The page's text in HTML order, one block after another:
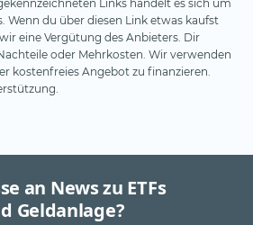
Links handelt es sich um
Wenn du über diesen Link etwas kaufst
eine Vergütung des Anbieters. Dir
oder Mehrkosten. Wir verwenden
kostenfreies Angebot zu finanzieren.
an News zu ETFs
Geldanlage?